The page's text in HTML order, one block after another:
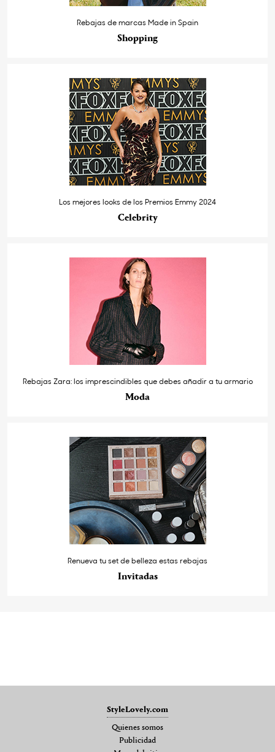
Rebajas de marcas Made in Spain
Shopping
Los mejores looks de los Premios Emmy 2024
Celebrity
Rebajas Zara: los imprescindibles que debes añadir a tu armario
Moda
Renueva tu set de belleza estas rebajas
Invitadas
StyleLovely.com
Quienes somos
Publicidad